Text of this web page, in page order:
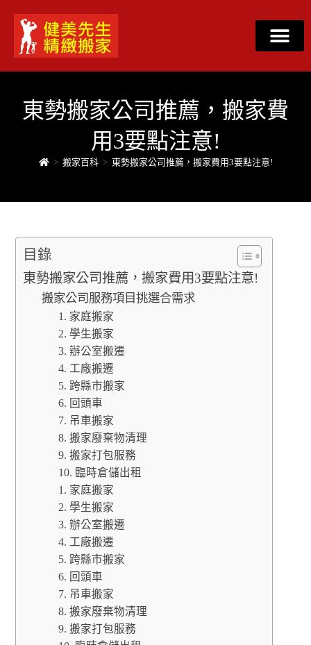
東勢搬家公司推薦，搬家費
用3要點注意!
> 搬家百科 > 東勢搬家公司推薦，搬家費用3要點注意!
目錄
東勢搬家公司推薦，搬家費用3要點注意!
搬家公司服務項目挑選合需求
1. 家庭搬家
2. 學生搬家
3. 辦公室搬遷
4. 工廠搬遷
5. 跨縣市搬家
6. 回頭車
7. 吊車搬家
8. 搬家廢棄物清理
9. 搬家打包服務
10. 臨時倉儲出租
1. 家庭搬家
2. 學生搬家
3. 辦公室搬遷
4. 工廠搬遷
5. 跨縣市搬家
6. 回頭車
7. 吊車搬家
8. 搬家廢棄物清理
9. 搬家打包服務